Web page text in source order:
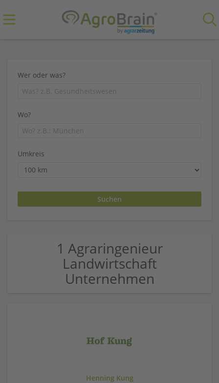
Wer oder was?
Wo?
Umkreis
1 Agraringenieur
Landwirtschaft
Unternehmen
Henning Kung